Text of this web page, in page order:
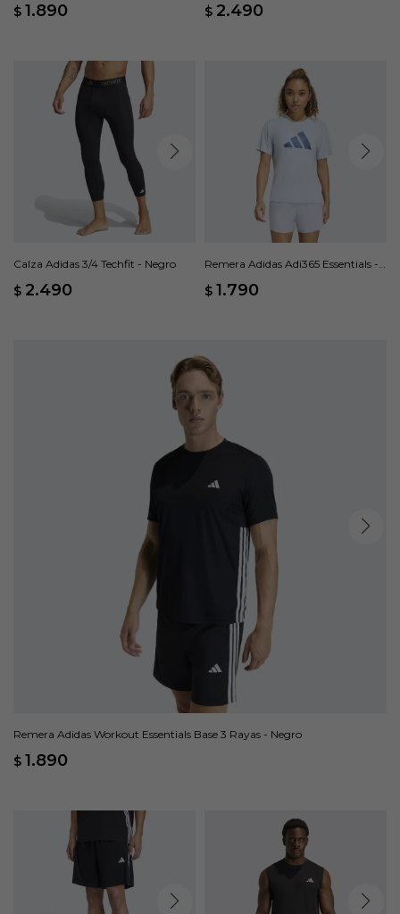
$ 1.890 $ 2.490
Calza Adidas 3/4 Techfit - Negro
$ 2.490
Remera Adidas Adi365 Essentials -
$ 1.790
Remera Adidas Workout Essentials Base 3 Rayas - Negro
$ 1.890